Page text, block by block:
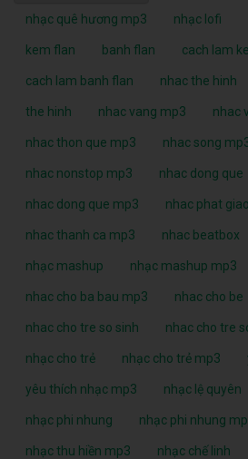
nhạc quê hương mp3 nhạc lofi
kem flan banh flan cach lam
cach lam banh flan nhac the hinh
the hinh nhac vang mp3 nhac
nhac thon que mp3 nhac song
nhac nonstop mp3 nhac dong que
nhac dong que mp3 nhac phat
nhac thanh ca mp3 nhac beatbox
nhạc mashup nhạc mashup mp3
nhac cho ba bau mp3 nhac cho be
nhac cho tre so sinh nhac cho tre
nhạc cho trẻ nhạc cho trẻ mp3
yêu thích nhạc mp3 nhạc lệ quyên
nhạc phi nhung nhạc phi nhung
nhạc thu hiền mp3 nhạc chế linh